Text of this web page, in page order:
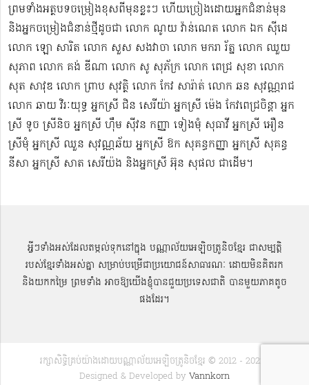
ព្រមទាំងអត្ថបទចម្រៀងខុសពីមុន​ខ្លះៗ ហើយច្រៀងដោយអ្នកជំនាន់មុន
និងអ្នកចម្រៀងជំនាន់​ថ្មីដូចជា លោក ណូយ វ៉ាន់ណេត លោក ឯក ស៊ីដេ​​
លោក ឡោ សារិត លោក​​ សួស សងវាចា​ លោក មករា រ័ត្ន លោក ឈួយ
សុភាព លោក គង់ ឌីណា លោក សូ សុភ័ក្រ លោក ពេជ្រ សុខា លោក
សុត​ សាវុឌ លោក ព្រាប សុវត្ថិ លោក កែវ សារ៉ាត់ លោក ឆន សុវណ្ណរាជ
លោក ឆាយ វិរៈយុទ្ធ អ្នកស្រី ជិន សេរីយ៉ា អ្នកស្រី ម៉េង កែវពេជ្រចិន្តា អ្នក
ស្រី ទូច ស្រីនិច អ្នកស្រី ហ៊ឹម ស៊ីវន កញ្ញា​ ទៀងមុំ សុធាវី​​​ អ្នកស្រី អឿន
ស្រីមុំ អ្នកស្រី ឈួន សុវណ្ណឆ័យ អ្នកស្រី ឱក សុគន្ធកញ្ញា អ្នកស្រី សុគន្ធ
នីសា អ្នកស្រី សាត សេរីយ៉ង​ និងអ្នកស្រី​ អ៊ុន សុផល ជាដើម។
អ្វីៗទាំងអស់ដែលតម្កល់ទុកនៅក្នុង បណ្ណាល័យអេឡិចត្រូនិចខ្មែរ ជាសម្បតិ្ត
របស់ខ្មែរទាំងអស់គ្នា សម្រាប់បម្រើជាប្រយោជន៍សាធារណៈ ដោយមិនគិតរក
និងយកកម្រៃ ព្រមទាំង អាចឱ្យយើងខ្ញុំបានជួយប្រទេសជាតិ បានមួយភាគតូច
ផងដែរ។
រក្សាសិទ្ធិគ្រប់យ៉ាងដោយបណ្ណាល័យអេឡិចត្រូនិចខ្មែរ © 2012 - 2022 |
Designed & Developed by Vannkorn